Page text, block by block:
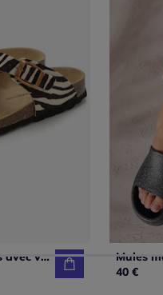
Mules tendance zébrées avec voûte plantaire en liège confortable pour un confort optimal
Mules
40 €